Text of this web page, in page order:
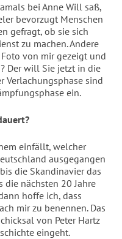
bei Anne Will saß,
bevorzugt Menschen
gefragt, ob sie sich
zu machen. Andere
von mir gezeigt und
Der will Sie jetzt in die
Verlachungsphase sind
ein.
einfällt, welcher
ausgegangen
die Skandinavier das
die nächsten 20 Jahre
hoffe ich, dass
mir zu benennen. Das
von Peter Hartz
eingeht.